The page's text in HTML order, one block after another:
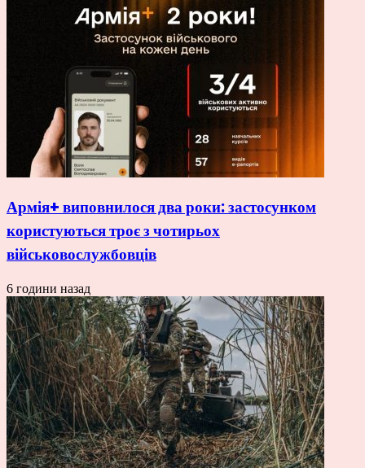
Армія+ виповнилося два роки: застосунком
користуються троє з чотирьох
військовослужбовців
6 години назад